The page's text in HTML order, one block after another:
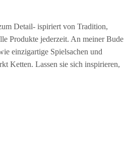
Detail- ispiriert von Tradition,
Produkte jederzeit. An meiner Bude
einzigartige Spielsachen und
Ketten. Lassen sie sich inspirieren,